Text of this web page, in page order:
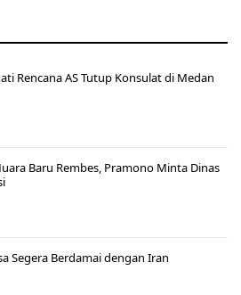
Rencana AS Tutup Konsulat di Medan
Baru Rembes, Pramono Minta Dinas
Segera Berdamai dengan Iran